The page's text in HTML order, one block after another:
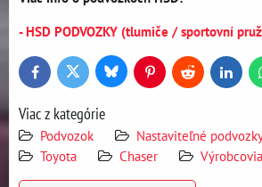
- HSD PODVOZKY (tlumiče / sportovní
FacebookTwitter BlueskyPinterestReddit
Viac z kategórie
Podvozok
Nastaviteľné
Toyota
Chaser Výrobcovia